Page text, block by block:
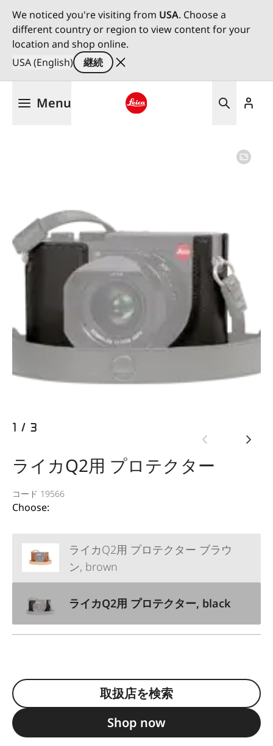
We noticed you're visiting from USA. Choose a
different country or region to view content for your
location and shop online.
USA (English)
継続
Menu
1 / 3
ライカQ2用 プロテクター
コード 19566
Choose:
ライカQ2用 プロテクター ブラウ
ン, brown
ライカQ2用 プロテクター, black
取扱店を検索
Shop now